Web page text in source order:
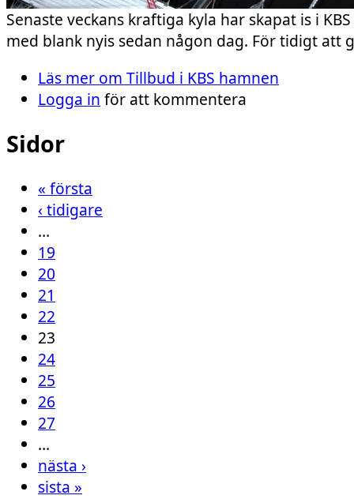
Senaste veckans kraftiga kyla har skapat is i
med blank nyis sedan någon dag. För tidigt att
Läs mer om Tillbud i KBS hamnen
Logga in för att kommentera
Sidor
« första
‹ tidigare
…
19
20
21
22
23
24
25
26
27
…
nästa ›
sista »